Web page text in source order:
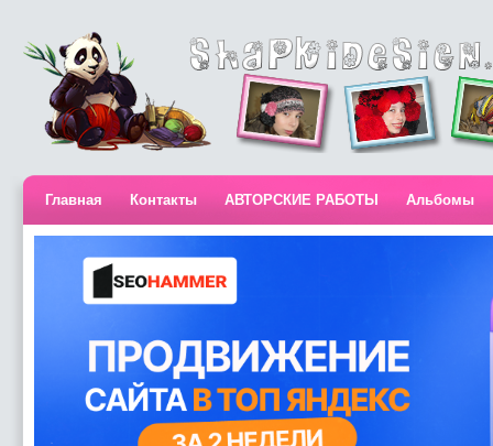
Главная Контакты АВТОРСКИЕ РАБОТЫ Альбомы